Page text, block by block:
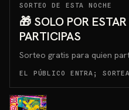
SORTEO DE ESTA NOCHE
🎁 SOLO POR
PARTICIPAS
Sorteo gratis para quien
EL PÚBLICO ENTRA;